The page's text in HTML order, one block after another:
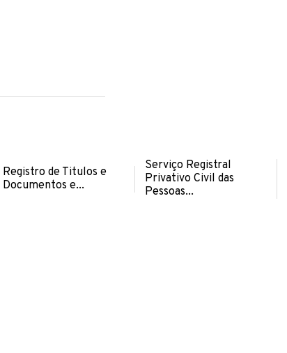
Registro de Titulos e
Documentos e...
Serviço Registral
Privativo Civil das
Pessoas...